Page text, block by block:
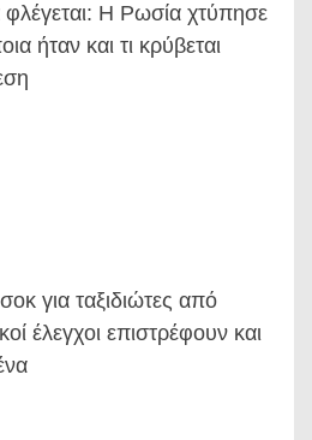
Η Ρωσία χτύπησε
ήταν και τι κρύβεται
για ταξιδιώτες από
έλεγχοι επιστρέφουν και